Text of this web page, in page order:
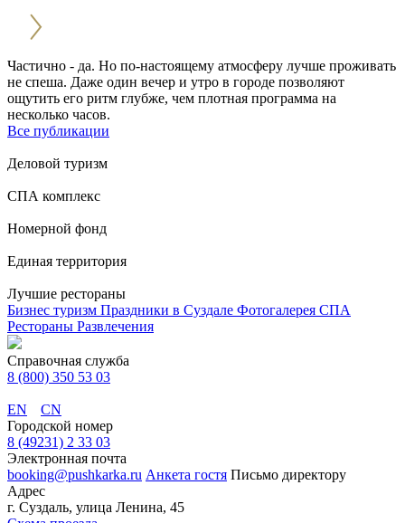
Частично - да. Но по-настоящему атмосферу лучше проживать
не спеша. Даже один вечер и утро в городе позволяют
ощутить его ритм глубже, чем плотная программа на
несколько часов.
Все публикации
Деловой туризм
СПА комплекс
Номерной фонд
Единая территория
Лучшие рестораны
Бизнес туризм Праздники в Суздале Фотогалерея СПА
Рестораны Развлечения
Справочная служба
8 (800) 350 53 03
EN
CN
Городской номер
8 (49231) 2 33 03
Электронная почта
booking@pushkarka.ru Анкета гостя Письмо директору
Адрес
г. Суздаль, улица Ленина, 45